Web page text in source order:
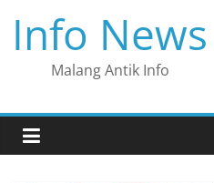
content
Info News
Malang Antik Info